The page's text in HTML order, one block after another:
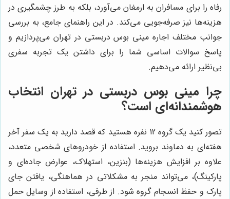
رفاه را برای مسافران به ارمغان می‌آورد، بلکه به طرز چشمگیری در
هزینه‌ها نیز صرفه‌جویی می‌کند. در این راهنمای جامع، به بررسی
جوانب مختلف اجاره مینی بوس دربستی در تهران می‌پردازیم و
پاسخ سوالات اساسی شما را برای داشتن یک تجربه سفری
بی‌نظیر ارائه می‌دهیم.
چرا مینی بوس دربستی در تهران انتخاب
هوشمندانه‌ای است؟
تصور کنید یک گروه 12 نفره هستید که قصد دارید به یک سفر آخر
هفته‌ای به دماوند بروید. استفاده از خودروهای شخصی متعدد،
علاوه بر افزایش هزینه‌ها (بنزین، استهلاک، عوارض جاده‌ای و
پارکینگ)، می‌تواند منجر به مشکلاتی در هماهنگی، یافتن جای
پارک و حفظ انسجام گروه شود. از طرفی، استفاده از وسایل حمل